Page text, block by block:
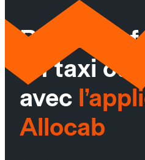
Réservez
un taxi ou
avec
Allocab